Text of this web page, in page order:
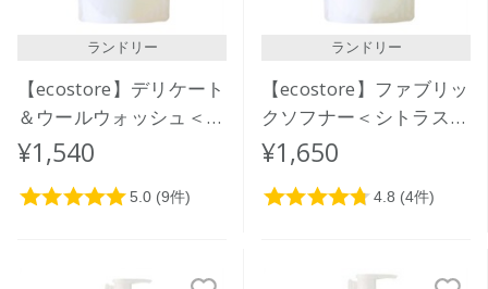
ランドリー
【ecostore】デリケート
＆ウールウォッシュ＜お
しゃれ着用＞リフィルパ
ック1L
¥1,540
ランドリー
【ecostore】ファブリッ
クソフナー＜シトラス＞
リフィルパック1L
¥1,650